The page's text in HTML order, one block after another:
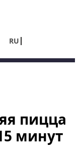
RU
пицца
минут